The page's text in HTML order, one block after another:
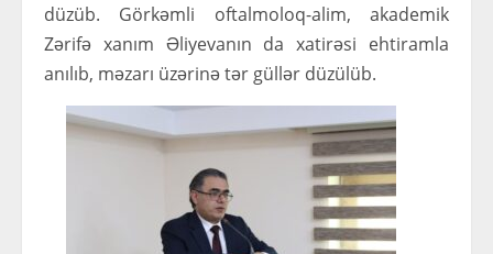
düzüb. Görkəmli oftalmoloq-alim, akademik
Zərifə xanım Əliyevanın da xatirəsi ehtiramla
anılıb, məzarı üzərinə tər güllər düzülüb.